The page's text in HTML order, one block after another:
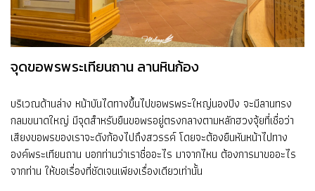
จุดขอพรพระเทียนถาน ลานหินก้อง
บริเวณด้านล่าง หน้าบันไดทางขึ้นไปขอพรพระใหญ่นองปิง จะมีลานทรง
กลมขนาดใหญ่ มีจุดสำหรับยืนขอพรอยู่ตรงกลางตามหลักฮวงจุ้ยที่เชื่อว่า
เสียงขอพรของเราจะดังก้องไปถึงสวรรค์ โดยจะต้องยืนหันหน้าไปทาง
องค์พระเทียนถาน บอกท่านว่าเราชื่ออะไร มาจากไหน ต้องการมาขออะไร
จากท่าน ให้ขอเรื่องที่ชัดเจนเพียงเรื่องเดียวเท่านั้น